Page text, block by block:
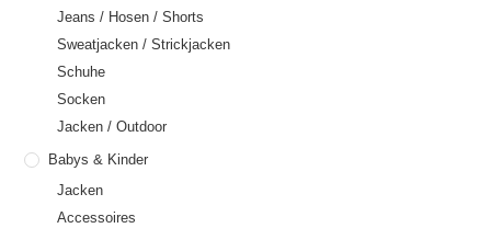
Jeans / Hosen / Shorts
Sweatjacken / Strickjacken
Schuhe
Socken
Jacken / Outdoor
Babys & Kinder
Jacken
Accessoires